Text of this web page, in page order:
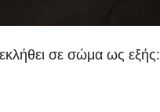
σε σώμα ως εξής: